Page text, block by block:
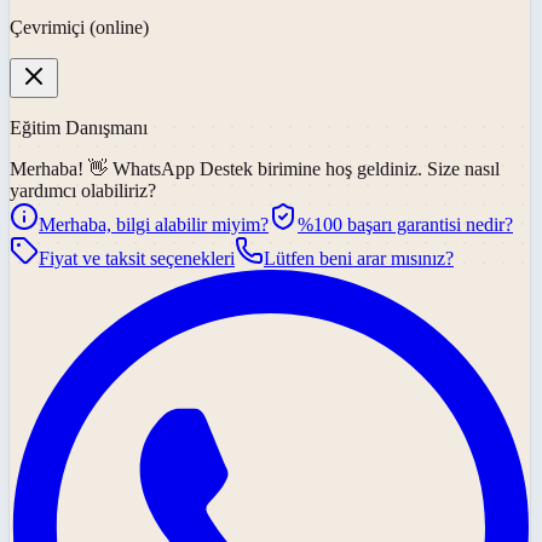
Çevrimiçi (online)
Eğitim Danışmanı
Merhaba! 👋 WhatsApp Destek birimine hoş geldiniz. Size nasıl
yardımcı olabiliriz?
Merhaba, bilgi alabilir miyim?
%100 başarı garantisi nedir?
Fiyat ve taksit seçenekleri
Lütfen beni arar mısınız?